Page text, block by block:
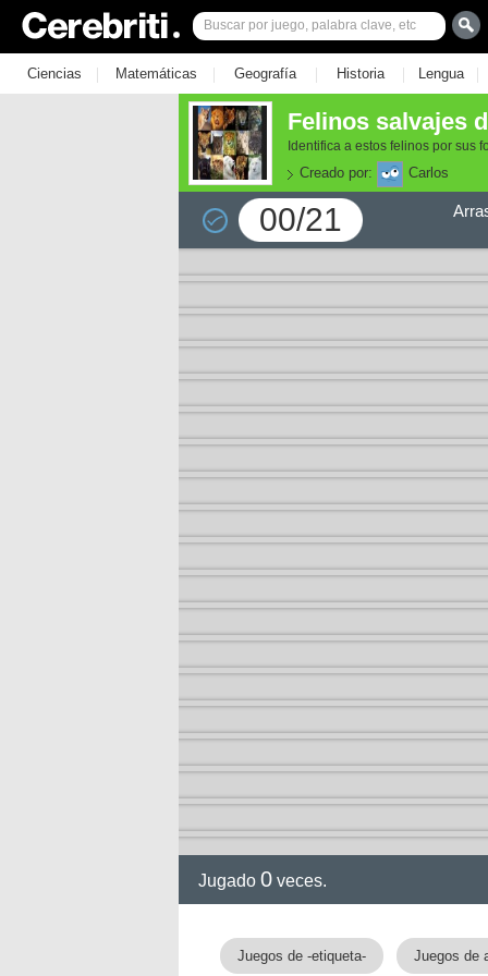
Ciencias | Matemáticas | Geografía | Historia | Lengua |
Felinos salvajes
Identifica a estos felinos por sus
Creado por: Carlos
00/21
Jugado 0 veces.
Juegos de -etiqueta- Juegos de